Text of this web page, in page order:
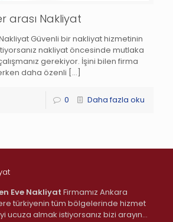
arası Nakliyat
Güvenli bir nakliyat hizmetinin
nakliyat öncesinde mutlaka
gerekiyor. İşini bilen firma
daha özenli […]
0 Daha fazla oku
Eve Nakliyat Firmamız Ankara
türkiyenin tüm bölgelerinde hizmet
ucuza almak istiyorsanız bizi arayın…